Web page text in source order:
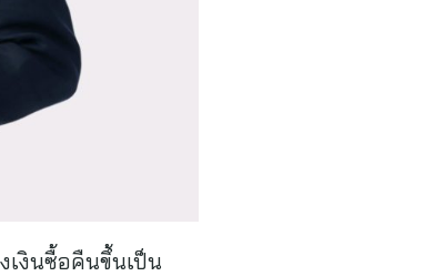
งินซื้อคืนขึ้นเป็น